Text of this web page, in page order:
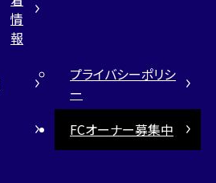
情
報
プライバシーポリシ
ー
FCオーナー募集中